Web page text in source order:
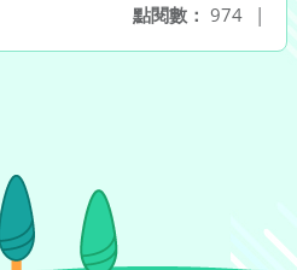
點閱數： 974 |